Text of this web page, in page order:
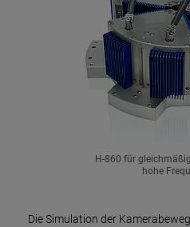
H-860 für
hohe
Die Simulation der